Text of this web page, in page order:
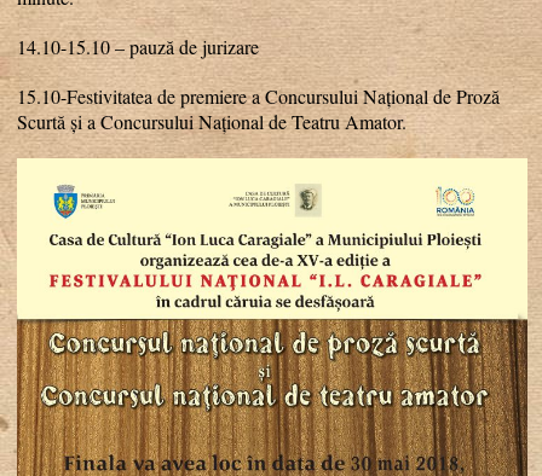
14.10-15.10 – pauză de jurizare
15.10-Festivitatea de premiere a Concursului Național de Proză
Scurtă și a Concursului Național de Teatru Amator.